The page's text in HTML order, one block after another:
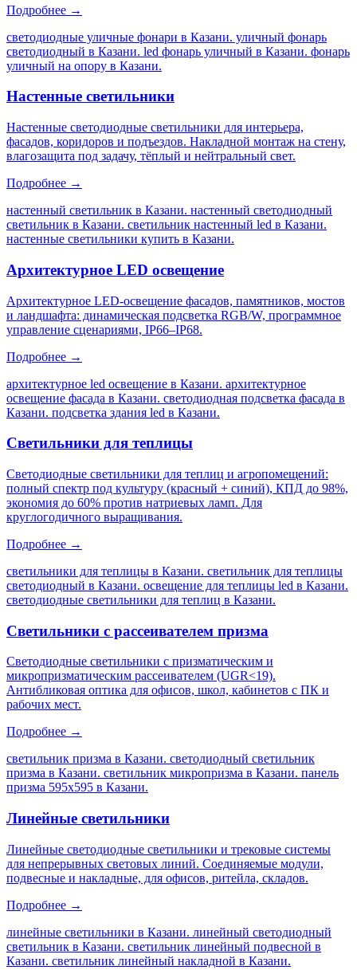
Подробнее →
светодиодные уличные фонари в Казани. уличный фонарь
светодиодный в Казани. led фонарь уличный в Казани. фонарь
уличный на опору в Казани.
Настенные светильники
Настенные светодиодные светильники для интерьера,
фасадов, коридоров и подъездов. Накладной монтаж на стену,
влагозащита под задачу, тёплый и нейтральный свет.
Подробнее →
настенный светильник в Казани. настенный светодиодный
светильник в Казани. светильник настенный led в Казани.
настенные светильники купить в Казани.
Архитектурное LED освещение
Архитектурное LED-освещение фасадов, памятников, мостов
и ландшафта: динамическая подсветка RGB/W, программное
управление сценариями, IP66–IP68.
Подробнее →
архитектурное led освещение в Казани. архитектурное
освещение фасада в Казани. светодиодная подсветка фасада в
Казани. подсветка здания led в Казани.
Светильники для теплицы
Светодиодные светильники для теплиц и агропомещений:
полный спектр под культуру (красный + синий), КПД до 98%,
экономия до 60% против натриевых ламп. Для
круглогодичного выращивания.
Подробнее →
светильники для теплицы в Казани. светильник для теплицы
светодиодный в Казани. освещение для теплицы led в Казани.
светодиодные светильники для теплиц в Казани.
Светильники с рассеивателем призма
Светодиодные светильники с призматическим и
микропризматическим рассеивателем (UGR<19).
Антибликовая оптика для офисов, школ, кабинетов с ПК и
рабочих мест.
Подробнее →
светильник призма в Казани. светодиодный светильник
призма в Казани. светильник микропризма в Казани. панель
призма 595х595 в Казани.
Линейные светильники
Линейные светодиодные светильники и трековые системы
для непрерывных световых линий. Соединяемые модули,
подвесные и накладные, для офисов, ритейла, складов.
Подробнее →
линейные светильники в Казани. линейный светодиодный
светильник в Казани. светильник линейный подвесной в
Казани. светильник линейный накладной в Казани.